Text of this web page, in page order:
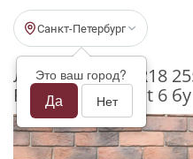
Санкт-Петербург
Это ваш город?
Да Нет
Летние шины R18
PremiumContact 6